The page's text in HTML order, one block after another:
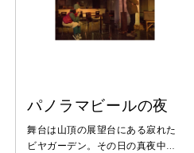
街と現実の街。本物にフィクショ
ンのインクを落とすことで輪郭が
曖昧になり、やがて“新しい街”が
パノラマビールの夜
舞台は山頂の展望台にある寂れた
ビヤガーデン。その日の真夜中過